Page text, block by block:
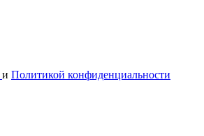
и Политикой конфиденциальности